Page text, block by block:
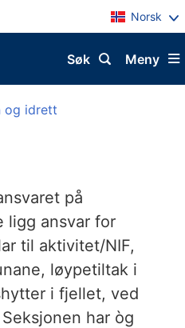
Norsk
Meny
Søk
og idrett
på
ligg ansvar for
til aktivitet/NIF,
løypetiltak i
i fjellet, ved
har òg